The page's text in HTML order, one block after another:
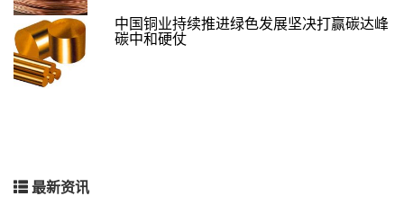
中国铜业持续推进绿色发展坚决打赢碳达峰
碳中和硬仗
最新资讯